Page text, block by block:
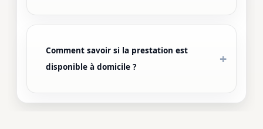
Comment savoir si la prestation est
disponible à domicile ?